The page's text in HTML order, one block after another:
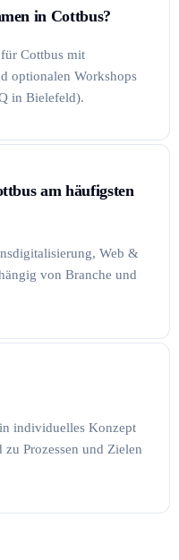
in Cottbus?
Cottbus mit
optionalen Workshops
in Bielefeld).
am häufigsten
Web &
von Branche und
individuelles Konzept
zu Prozessen und Zielen